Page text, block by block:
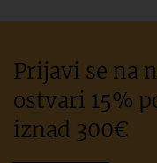
Prijavi se na
ostvari 15%
iznad 300€